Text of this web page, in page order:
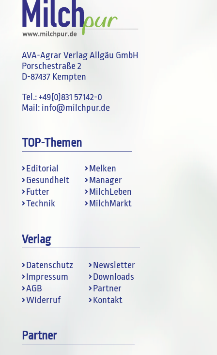
AVA-Agrar Verlag Allgäu GmbH
Porschestraße 2
D-87437 Kempten
Tel.:+49(0)831 57142-0
Mail: info@milchpur.de
TOP-Themen
Editorial
Gesundheit
Futter
Technik
Melken
Manager
MilchLeben
MilchMarkt
Verlag
Datenschutz
Impressum
AGB
Widerruf
Newsletter
Downloads
Partner
Kontakt
Partner